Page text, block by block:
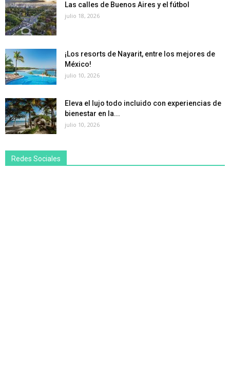
Las calles de Buenos Aires y el fútbol
julio 18, 2026
¡Los resorts de Nayarit, entre los mejores de
México!
julio 10, 2026
Eleva el lujo todo incluido con experiencias de
bienestar en la...
julio 10, 2026
Redes Sociales